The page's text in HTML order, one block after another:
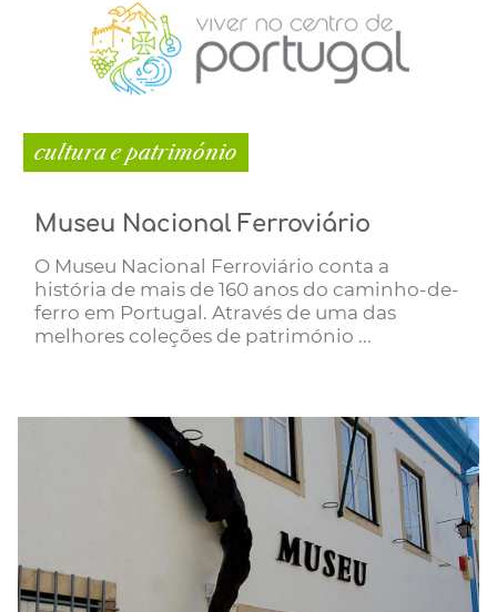
cultura e património
Museu Nacional Ferroviário
O Museu Nacional Ferroviário conta a
história de mais de 160 anos do caminho-de-
ferro em Portugal. Através de uma das
melhores coleções de património ...